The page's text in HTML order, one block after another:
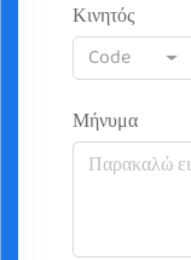
Κινητός
Code
Μήνυμα